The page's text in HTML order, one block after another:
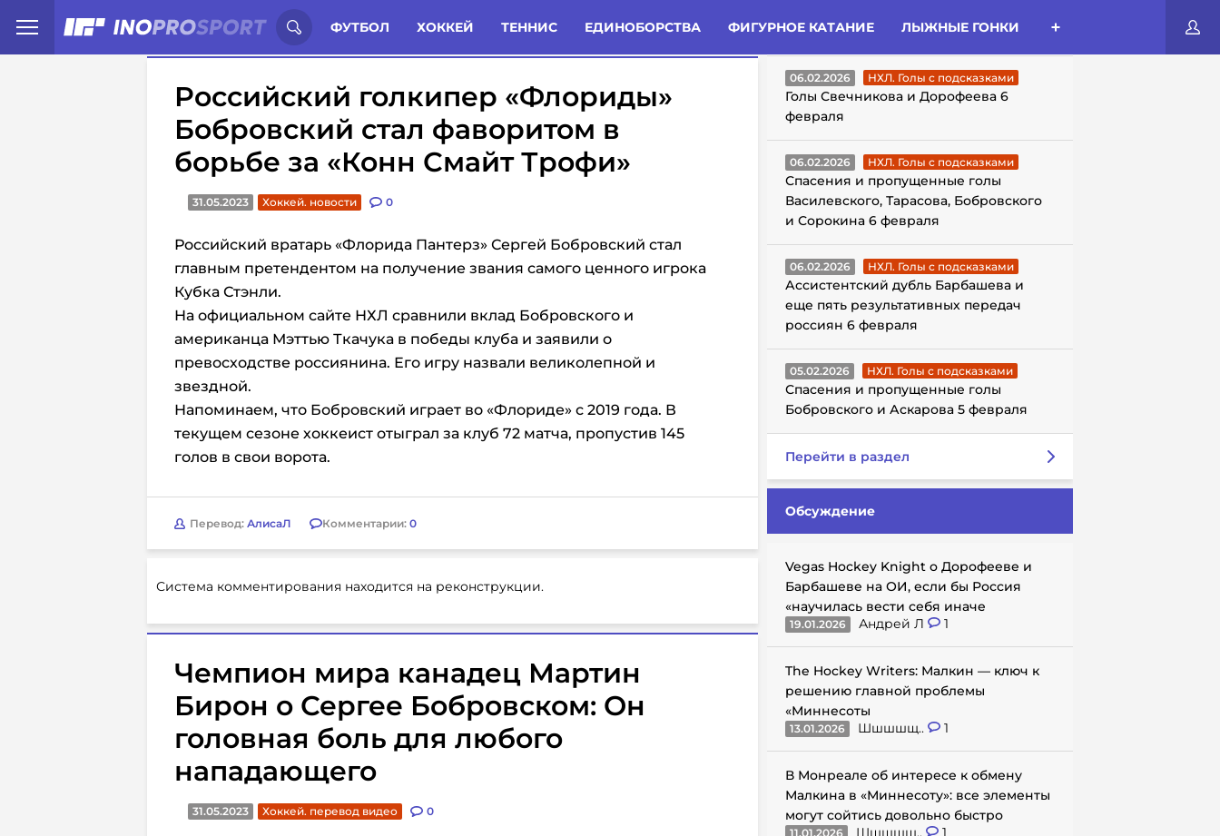
ФУТБОЛ ХОККЕЙ ТЕННИС ЕДИНОБОРСТВА ФИГУРНОЕ КАТАНИЕ ЛЫЖНЫЕ ГОНКИ
Иностранцы о спорте России: Статьи Комменты Новости
Российский голкипер «Флориды»
Бобровский стал фаворитом в
борьбе за «Конн Смайт Трофи»
31.05.2023 Хоккей. новости 0
Российский вратарь «Флорида Пантерз» Сергей Бобровский стал
главным претендентом на получение звания самого ценного игрока
Кубка Стэнли.
На официальном сайте НХЛ сравнили вклад Бобровского и
американца Мэттью Ткачука в победы клуба и заявили о
превосходстве россиянина. Его игру назвали великолепной и
звездной.
Напоминаем, что Бобровский играет во «Флориде» с 2019 года. В
текущем сезоне хоккеист отыграл за клуб 72 матча, пропустив 145
голов в свои ворота.
Перевод: АлисаЛ Комментарии: 0
Система комментирования находится на реконструкции.
Чемпион мира канадец Мартин
Бирон о Сергее Бобровском: Он
головная боль для любого
нападающего
31.05.2023 Хоккей. перевод видео 0
ГОЛЫ С ПОДСКАЗКАМИ
06.02.2026 НХЛ. Голы с подсказками
Голы Свечникова и Дорофеева 6
февраля
06.02.2026 НХЛ. Голы с подсказками
Спасения и пропущенные голы
Василевского, Тарасова, Бобровского
и Сорокина 6 февраля
06.02.2026 НХЛ. Голы с подсказками
Ассистентский дубль Барбашева и
еще пять результативных передач
россиян 6 февраля
05.02.2026 НХЛ. Голы с подсказками
Спасения и пропущенные голы
Бобровского и Аскарова 5 февраля
Перейти в раздел
Обсуждение
Vegas Hockey Knight о Дорофееве и
Барбашеве на ОИ, если бы Россия
«научилась вести себя иначе
19.01.2026 Андрей Л 1
The Hockey Writers: Малкин — ключ к
решению главной проблемы
«Миннесоты
13.01.2026 Шшшшщ.. 1
В Монреале об интересе к обмену
Малкина в «Миннесоту»: все элементы
могут сойтись довольно быстро
11.01.2026 Шшшшщ.. 1